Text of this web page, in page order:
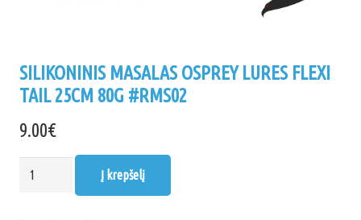
SILIKONINIS MASALAS OSPREY LURES FLEXI
TAIL 25CM 80G #RMS02
9.00€
produkto
Į krepšelį